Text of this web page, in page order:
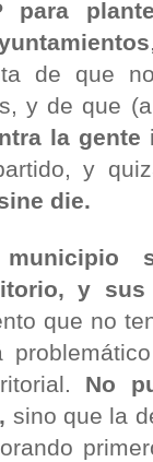
para
de que
y de que
la gente
y
die.
y sus
que no
No
sino que la